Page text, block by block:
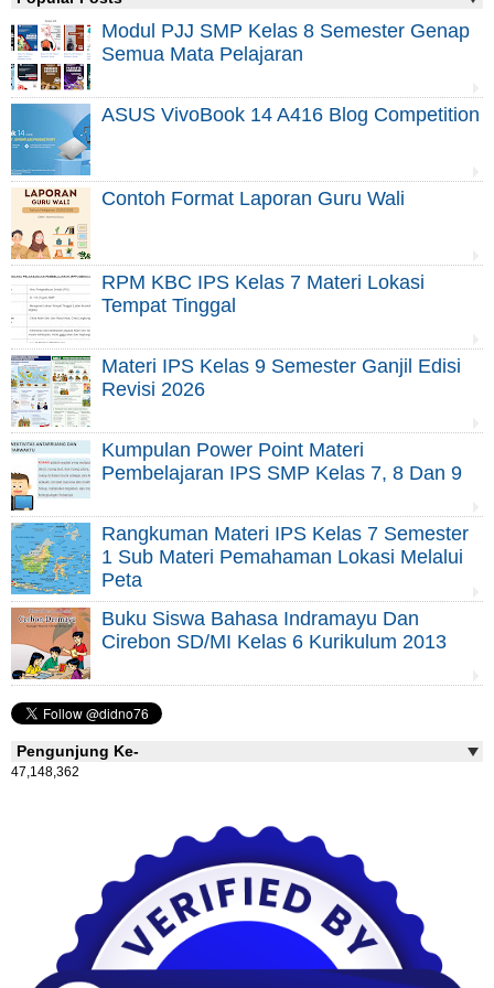
Modul PJJ SMP Kelas 8 Semester Genap
Semua Mata Pelajaran
ASUS VivoBook 14 A416 Blog Competition
Contoh Format Laporan Guru Wali
RPM KBC IPS Kelas 7 Materi Lokasi
Tempat Tinggal
Materi IPS Kelas 9 Semester Ganjil Edisi
Revisi 2026
Kumpulan Power Point Materi
Pembelajaran IPS SMP Kelas 7, 8 Dan 9
Rangkuman Materi IPS Kelas 7 Semester
1 Sub Materi Pemahaman Lokasi Melalui
Peta
Buku Siswa Bahasa Indramayu Dan
Cirebon SD/MI Kelas 6 Kurikulum 2013
Pengunjung Ke-
47,148,362